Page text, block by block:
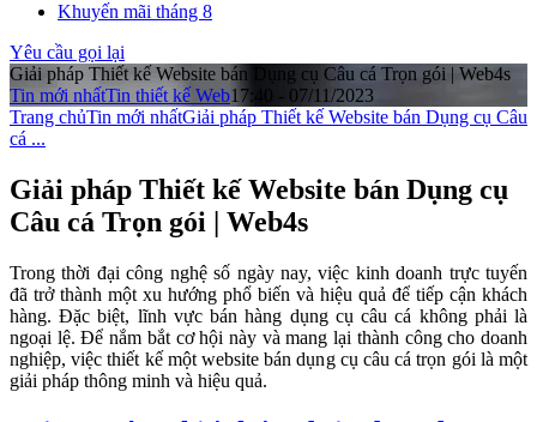
Khuyến mãi tháng 8
Yêu cầu gọi lại
Giải pháp Thiết kế Website bán Dụng cụ Câu cá Trọn gói | Web4s
Tin mới nhấtTin thiết kế Web17:40 - 07/11/2023
Trang chủTin mới nhấtGiải pháp Thiết kế Website bán Dụng cụ Câu
cá ...
Giải pháp Thiết kế Website bán Dụng cụ
Câu cá Trọn gói | Web4s
Trong thời đại công nghệ số ngày nay, việc kinh doanh trực tuyến
đã trở thành một xu hướng phổ biến và hiệu quả để tiếp cận khách
hàng. Đặc biệt, lĩnh vực bán hàng dụng cụ câu cá không phải là
ngoại lệ. Để nắm bắt cơ hội này và mang lại thành công cho doanh
nghiệp, việc thiết kế một website bán dụng cụ câu cá trọn gói là một
giải pháp thông minh và hiệu quả.